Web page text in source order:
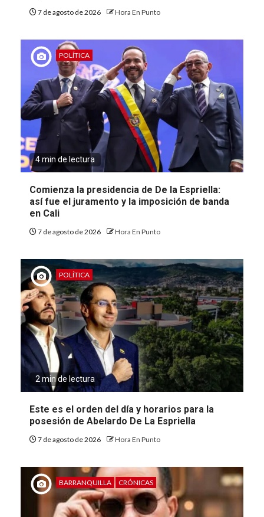
7 de agosto de 2026 Hora En Punto
POLÍTICA
4 min de lectura
Comienza la presidencia de De la Espriella:
así fue el juramento y la imposición de banda
en Cali
7 de agosto de 2026 Hora En Punto
POLÍTICA
2 min de lectura
Este es el orden del día y horarios para la
posesión de Abelardo De La Espriella
7 de agosto de 2026 Hora En Punto
BARRANQUILLA CRÓNICAS